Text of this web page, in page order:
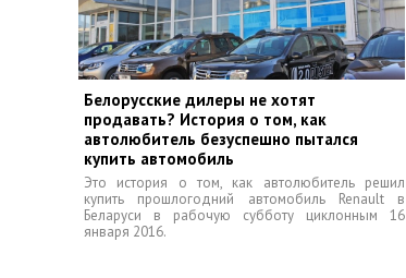
Белорусские дилеры не хотят
продавать? История о том, как
автолюбитель безуспешно пытался
купить автомобиль
Это история о том, как автолюбитель решил
купить прошлогодний автомобиль Renault в
Беларуси в рабочую субботу циклонным 16
января 2016.